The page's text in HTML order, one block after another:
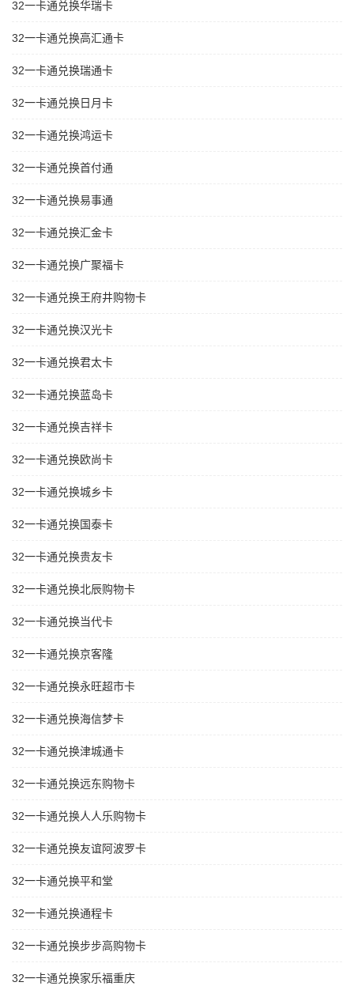
32一卡通兑换华瑞卡
32一卡通兑换高汇通卡
32一卡通兑换瑞通卡
32一卡通兑换日月卡
32一卡通兑换鸿运卡
32一卡通兑换首付通
32一卡通兑换易事通
32一卡通兑换汇金卡
32一卡通兑换广聚福卡
32一卡通兑换王府井购物卡
32一卡通兑换汉光卡
32一卡通兑换君太卡
32一卡通兑换蓝岛卡
32一卡通兑换吉祥卡
32一卡通兑换欧尚卡
32一卡通兑换城乡卡
32一卡通兑换国泰卡
32一卡通兑换贵友卡
32一卡通兑换北辰购物卡
32一卡通兑换当代卡
32一卡通兑换京客隆
32一卡通兑换永旺超市卡
32一卡通兑换海信梦卡
32一卡通兑换津城通卡
32一卡通兑换远东购物卡
32一卡通兑换人人乐购物卡
32一卡通兑换友谊阿波罗卡
32一卡通兑换平和堂
32一卡通兑换通程卡
32一卡通兑换步步高购物卡
32一卡通兑换家乐福重庆